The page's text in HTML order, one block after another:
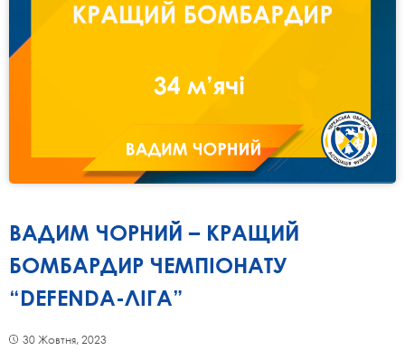
ВАДИМ ЧОРНИЙ – КРАЩИЙ
БОМБАРДИР ЧЕМПІОНАТУ
“DEFENDA-ЛІГА”
30 Жовтня, 2023